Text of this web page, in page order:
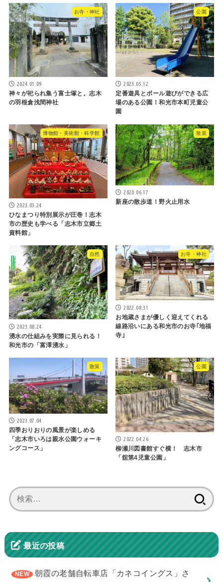
お寺・神社
2024.01.09
神々が祀られ集う富士塚と。志木
の羽根倉浅間神社
公園
2023.05.12
定番遊具とボール遊びができる広
場のある公園！和光市本町児童公
園
博物館・美術館・科学館
2023.03.24
ひなまつり特別展示が圧巻！志木
市の歴史も学べる「志木市立郷土
資料館」
散策
2020.06.17
新座の散歩道！野火止用水
自然
2023.08.24
湧水の仕組みを実際に見られる！
和光市の「富澤湧水」
お寺・神社
2022.08.31
お地蔵さまが優しく迎えてくれる
線路沿いにある和光市のお寺｢地福
寺｣
散策
2023.07.04
四季おりおりの風景が楽しめる
「志木市いろは親水公園ウォーキ
ングコース」
公園
2022.04.26
柳瀬川図書館すぐ横！ 志木市
「舘第4児童公園」
索:
最近の投稿
朝霞の老舗自転車店「カネコイングス」さ